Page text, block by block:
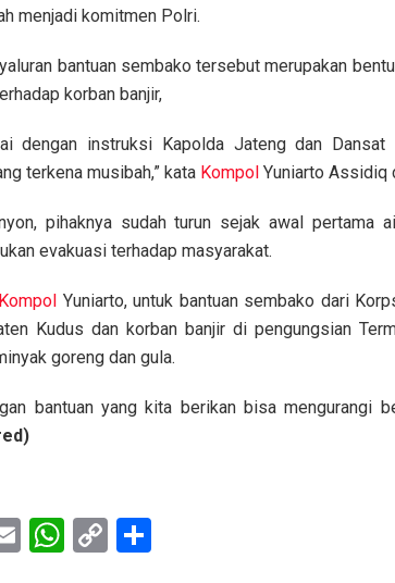
menjadi komitmen Polri.
bantuan sembako tersebut merupakan
korban banjir,
dengan instruksi Kapolda Jateng dan
terkena musibah,” kata Kompol Yuniarto Assidiq
pihaknya sudah turun sejak awal pertama
evakuasi terhadap masyarakat.
Kompol Yuniarto, untuk bantuan sembako dari
Kudus dan korban banjir di pengungsian
goreng dan gula.
bantuan yang kita berikan bisa mengurangi
E
W C